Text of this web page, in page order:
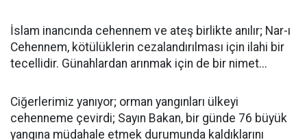
İslam inancında cehennem ve ateş birlikte anılır; Nar-ı
Cehennem, kötülüklerin cezalandırılması için ilahi bir
tecellidir. Günahlardan arınmak için de bir nimet...
Ciğerlerimiz yanıyor; orman yangınları ülkeyi
cehenneme çevirdi; Sayın Bakan, bir günde 76 büyük
yangına müdahale etmek durumunda kaldıklarını